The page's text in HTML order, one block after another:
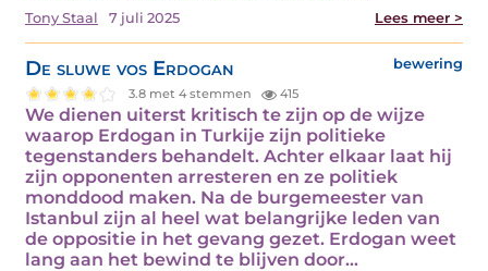
Tony Staal 7 juli 2025 Lees meer >
De sluwe vos Erdogan bewering
3.8 met 4 stemmen 415
We dienen uiterst kritisch te zijn op de wijze
waarop Erdogan in Turkije zijn politieke
tegenstanders behandelt. Achter elkaar laat hij
zijn opponenten arresteren en ze politiek
monddood maken. Na de burgemeester van
Istanbul zijn al heel wat belangrijke leden van
de oppositie in het gevang gezet. Erdogan weet
lang aan het bewind te blijven door…